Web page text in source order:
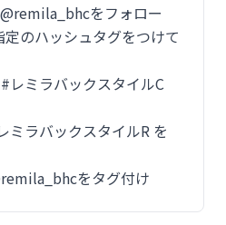
をフォロー
のハッシュタグをつけて
レミラバックスタイルC
ミラバックスタイルR を
をタグ付け